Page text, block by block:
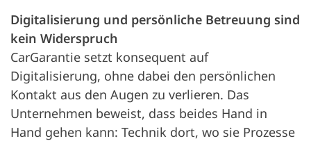
Digitalisierung und persönliche Betreuung sind
kein Widerspruch
CarGarantie setzt konsequent auf
Digitalisierung, ohne dabei den persönlichen
Kontakt aus den Augen zu verlieren. Das
Unternehmen beweist, dass beides Hand in
Hand gehen kann: Technik dort, wo sie Prozesse